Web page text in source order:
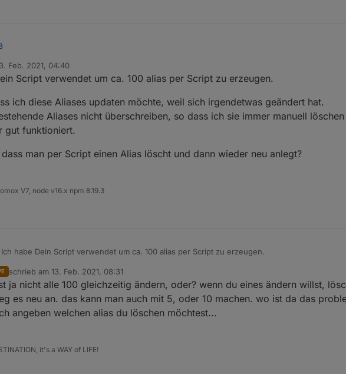
werden, ist also nicht schneller aber anfälliger für Fehler, da die genaue Reihenfolge
dank werde ich probieren!
Feb. 2021, 04:40
von
Script verwendet um ca. 100 alias per Script zu erzeugen.
ich diese Aliases updaten möchte, weil sich irgendetwas geändert hat.
Aliases nicht überschreiben, so dass ich sie immer manuell
gut funktioniert.
man per Script einen Alias löscht und dann wieder neu anlegt?
V7, node v16.x npm 8.19.3
Ich habe Dein Script verwendet um ca. 100 alias per Script zu erzeugen.
vor, dass ich diese Aliases updaten möchte, weil sich irgendetwas geändert hat.
kann ich bestehende Aliases nicht überschreiben, so dass ich sie immer manuell löschen
gut funktioniert.
möglich, dass man per Script einen Alias löscht und dann wieder neu anlegt?
schrieb am 13. Feb. 2021, 08:31
zuletzt editiert von
ja nicht alle 100 gleichzeitig ändern, oder? wenn du eines ändern willst,
es neu an. das kann man auch mit 5, oder 10 machen. wo ist da das
angeben welchen alias du löschen möchtest...
it's a WAY of LIFE!